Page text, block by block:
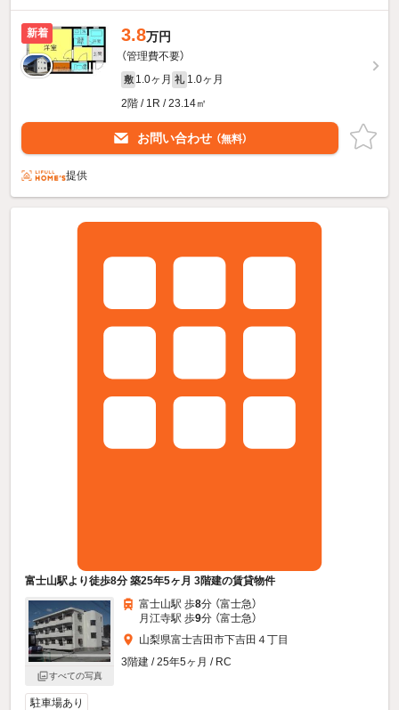
新着 3.8万円
（管理費不要）
敷 1.0ヶ月 礼 1.0ヶ月
2階 / 1R / 23.14㎡
お問い合わせ （無料）
提供
富士山駅より徒歩8分 築25年5ヶ月 3階建の賃貸物件
すべての写真
富士山駅 歩8分 （富士急）
月江寺駅 歩9分 （富士急）
山梨県富士吉田市下吉田４丁目
3階建 / 25年5ヶ月 / RC
駐車場あり